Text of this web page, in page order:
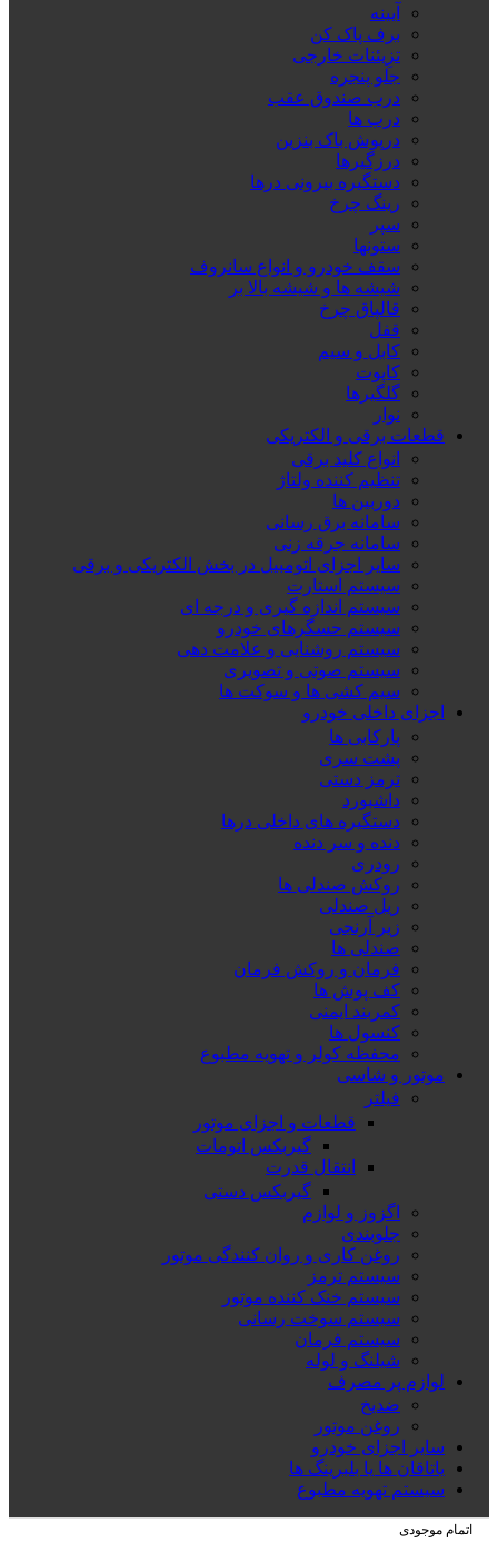
آیینه
برف پاک کن
تزِیئنات خارجی
جلو پنجره
درب صندوق عقب
درب ها
درپوش باک بنزین
درزگیرها
دستگیره بیرونی درها
رینگ چرخ
سپر
ستونها
سقف خودرو و انواع سانروف
شیشه ها و شیشه بالا بر
قالپاق چرخ
قفل
کابل و سیم
کاپوت
گلگیرها
نوار
قطعات برقی و الکتریکی
انواع کلید برقی
تنظیم کننده ولتاژ
دوربین ها
سامانه برق رسانی
سامانه جرقه زنی
سایر اجزای اتومبیل در بخش الکتریکی و برقی
سیستم استارت
سیستم اندازه گیری و درجه ای
سیستم حسگرهای خودرو
سیستم روشنایی و علامت دهی
سیستم صوتی و تصویری
سیم کشی ها و سوکت ها
اجزای داخلی خودرو
پارکابی ها
پشت سری
ترمز دستی
داشبورد
دستگیره های داخلی درها
دنده و سر دنده
رودری
روکش صندلی ها
ریل صندلی
زیر آرنجی
صندلی ها
فرمان و روکش فرمان
کف پوش ها
کمربند ایمنی
کنسول ها
محفظه کولر و تهویه مطبوع
موتور و شاسی
فیلتر
قطعات و اجزای موتور
گیربکس اتومات
انتقال قدرت
گیربکس دستی
اگزوز و لوازم
جلوبندی
روغن کاری و روان کنندگی موتور
سیستم ترمز
سیستم خنک کننده موتور
سیستم سوخت رسانی
سیستم فرمان
شیلنگ و لوله
لوازم پر مصرف
ضدیخ
روغن موتور
سایر اجزای خودرو
یاتاقان ها یا بلبرینگ ها
سیستم تهویه مطبوع
اتمام موجودی